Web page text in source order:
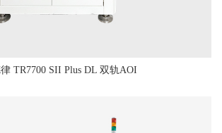
TR7700 SII Plus DL 双轨AOI